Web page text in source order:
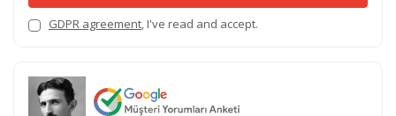
GDPR agreement, I've read and accept.